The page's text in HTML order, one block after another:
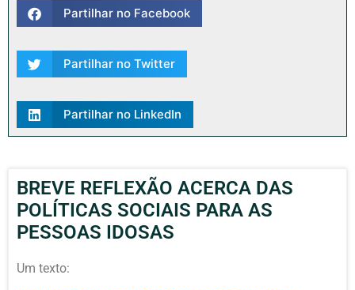
Partilhar no Facebook
Partilhar no Twitter
Partilhar no LinkedIn
BREVE REFLEXÃO ACERCA DAS
POLÍTICAS SOCIAIS PARA AS
PESSOAS IDOSAS
Um texto: